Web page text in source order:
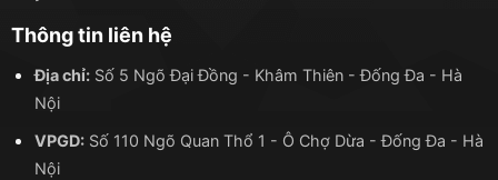
Thông tin liên hệ
Địa chỉ:Số 5 Ngõ Đại Đồng - Khâm Thiên - Đống Đa - Hà
Nội
VPGD:Số 110 Ngõ Quan Thổ 1 - Ô Chợ Dừa - Đống Đa - Hà
Nội